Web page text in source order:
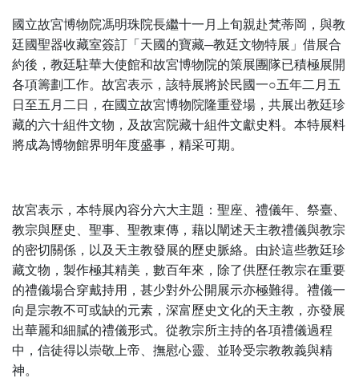
國立故宮博物院馮明珠院長繼十一月上旬親赴梵蒂岡，與教
廷國聖器收藏室簽訂「天國的寶藏─教廷文物特展」借展合
約後，教廷駐華大使館和故宮博物院的策展團隊已積極展開
各項籌劃工作。故宮表示，該特展將於民國一○五年二月五
日至五月二日，在國立故宮博物院隆重登場，共展出教廷珍
藏的六十組件文物，及故宮院藏十組件文獻史料。本特展料
將成為博物館界明年度盛事，精采可期。
故宮表示，本特展內容分六大主題：聖座、禮儀年、祭臺、
教宗與歷史、聖事、聖教東傳，藉以闡述天主教禮儀與教宗
的密切關係，以及天主教發展的歷史脈絡。由於這些教廷珍
藏文物，製作極其精美，數百年來，除了供歷任教宗在重要
的禮儀場合穿戴持用，甚少對外公開展示亦極難得。禮儀一
向是宗教不可或缺的元素，深富歷史文化的天主教，亦發展
出華麗和細膩的禮儀形式。從教宗所主持的各項禮儀過程
中，信徒得以崇敬上帝、撫慰心靈、並聆受宗教教義與精
神。